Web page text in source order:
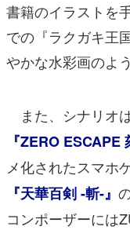
書籍のイラストを
での『ラクガキ王
やかな水彩画のよ
また、シナリオ
『ZERO ESCAPE
メ化されたスマホ
『天華百剣 -斬-』
コンポーザーには